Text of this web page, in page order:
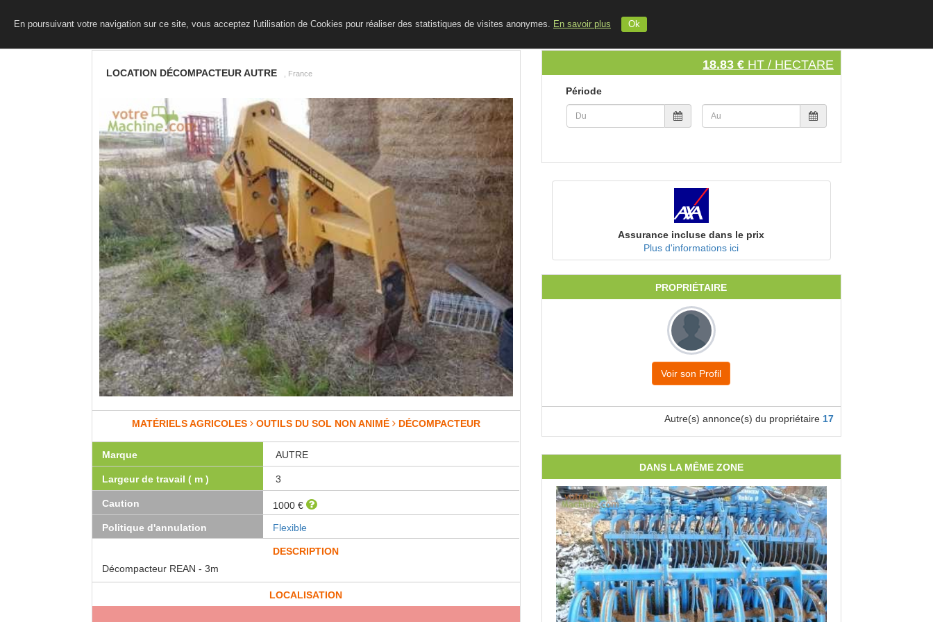
INSCRIVEZ VOTRE MATERIEL
En poursuivant votre navigation sur ce site, vous acceptez l'utilisation de Cookies pour réaliser des statistiques de visites anonymes. En savoir plus Ok
LOCATION DÉCOMPACTEUR AUTRE , France
MATÉRIELS AGRICOLES OUTILS DU SOL NON ANIMÉ DÉCOMPACTEUR
Marque AUTRE
Largeur de travail ( m ) 3
Caution
1000 €
Politique d'annulation
Flexible
DESCRIPTION
Décompacteur REAN - 3m
LOCALISATION
18.83 € HT / HECTARE
Période
Assurance incluse dans le prix
Plus d'informations ici
PROPRIÉTAIRE
Voir son Profil
Autre(s) annonce(s) du propriétaire 17
DANS LA MÊME ZONE